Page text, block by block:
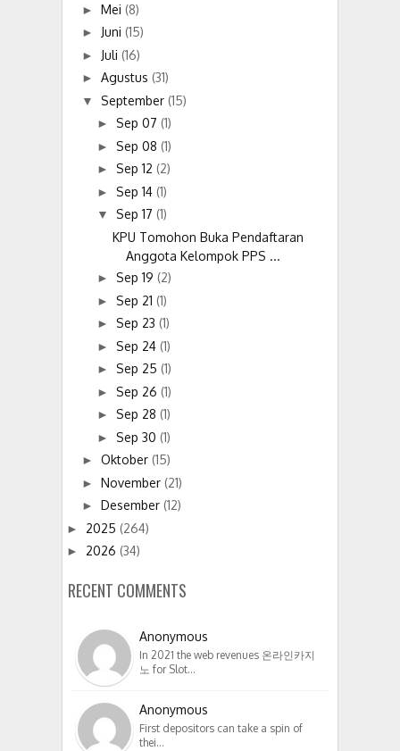
► Mei (8)
► Juni (15)
► Juli (16)
► Agustus (31)
▼ September (15)
► Sep 07 (1)
► Sep 08 (1)
► Sep 12 (2)
► Sep 14 (1)
▼ Sep 17 (1)
KPU Tomohon Buka Pendaftaran
Anggota Kelompok PPS ...
► Sep 19 (2)
► Sep 21 (1)
► Sep 23 (1)
► Sep 24 (1)
► Sep 25 (1)
► Sep 26 (1)
► Sep 28 (1)
► Sep 30 (1)
► Oktober (15)
► November (21)
► Desember (12)
► 2025 (264)
► 2026 (34)
RECENT COMMENTS
Anonymous
In 2021 the web revenues 온라인카지
노 for Slot…
Anonymous
First depositors can take a spin of
thei…